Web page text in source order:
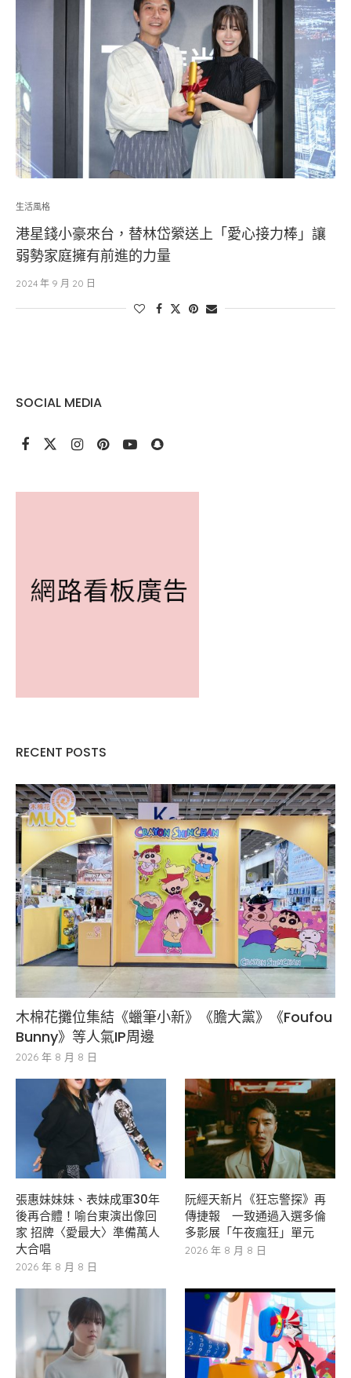
生活風格
港星錢小豪來台，替林岱縈送上「愛心接力棒」讓
弱勢家庭擁有前進的力量
2024 年 9 月 20 日
SOCIAL MEDIA
RECENT POSTS
木棉花攤位集結《蠟筆小新》《膽大黨》《Foufou
Bunny》等人氣IP周邊
2026 年 8 月 8 日
張惠妹妹妹、表妹成軍30年
後再合體！喻台東演出像回
家 招牌〈愛最大〉準備萬人
大合唱
2026 年 8 月 8 日
阮經天新片《狂忘警探》再
傳捷報 一致通過入選多倫
多影展「午夜瘋狂」單元
2026 年 8 月 8 日